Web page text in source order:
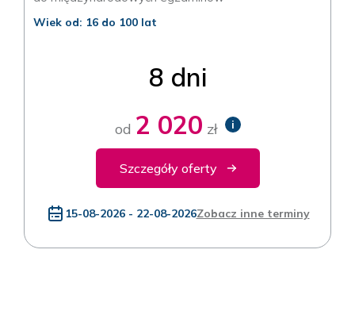
Wiek od: 16 do 100 lat
8 dni
od 2 020 zł i
Szczegóły oferty
15-08-2026 - 22-08-2026Zobacz inne terminy